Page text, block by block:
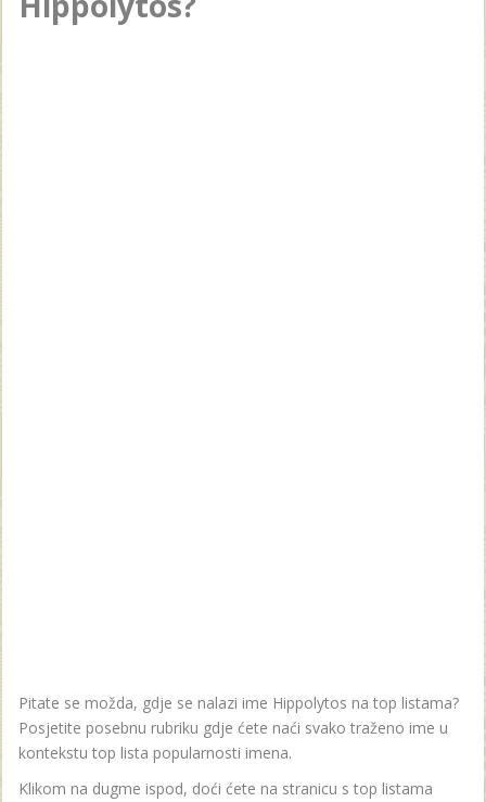
Pitate se možda, gdje se nalazi ime Hippolytos na top listama?
Posjetite posebnu rubriku gdje ćete naći svako traženo ime u
kontekstu top lista popularnosti imena.
Klikom na dugme ispod, doći ćete na stranicu s top listama